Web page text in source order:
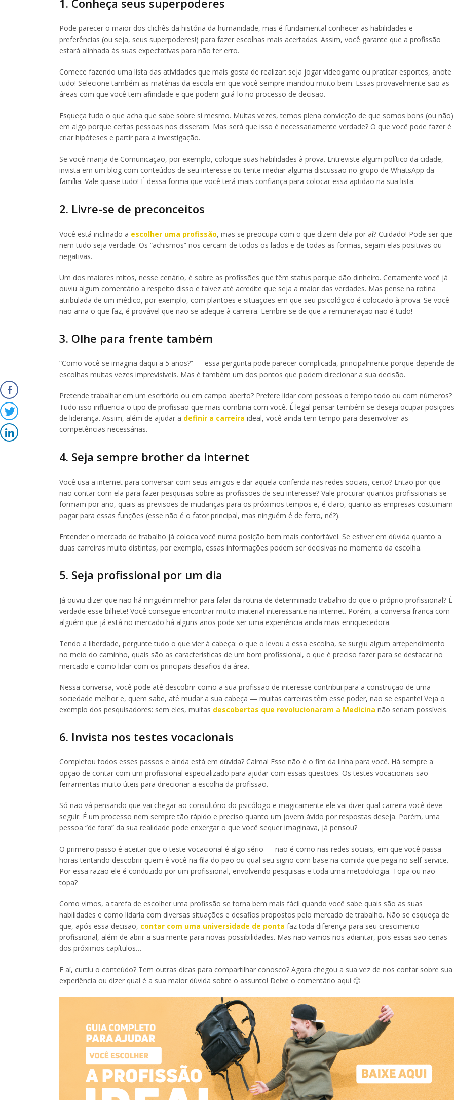
1. Conheça seus superpoderes
Pode parecer o maior dos clichês da história da humanidade, mas é fundamental conhecer as habilidades e
preferências (ou seja, seus superpoderes!) para fazer escolhas mais acertadas. Assim, você garante que a profissão
estará alinhada às suas expectativas para não ter erro.
Comece fazendo uma lista das atividades que mais gosta de realizar: seja jogar videogame ou praticar esportes, anote
tudo! Selecione também as matérias da escola em que você sempre mandou muito bem. Essas provavelmente são as
áreas com que você tem afinidade e que podem guiá-lo no processo de decisão.
Esqueça tudo o que acha que sabe sobre si mesmo. Muitas vezes, temos plena convicção de que somos bons (ou não)
em algo porque certas pessoas nos disseram. Mas será que isso é necessariamente verdade? O que você pode fazer é
criar hipóteses e partir para a investigação.
Se você manja de Comunicação, por exemplo, coloque suas habilidades à prova. Entreviste algum político da cidade,
invista em um blog com conteúdos de seu interesse ou tente mediar alguma discussão no grupo de WhatsApp da
família. Vale quase tudo! É dessa forma que você terá mais confiança para colocar essa aptidão na sua lista.
2. Livre-se de preconceitos
Você está inclinado a escolher uma profissão, mas se preocupa com o que dizem dela por aí? Cuidado! Pode ser que
nem tudo seja verdade. Os “achismos” nos cercam de todos os lados e de todas as formas, sejam elas positivas ou
negativas.
Um dos maiores mitos, nesse cenário, é sobre as profissões que têm status porque dão dinheiro. Certamente você já
ouviu algum comentário a respeito disso e talvez até acredite que seja a maior das verdades. Mas pense na rotina
atribulada de um médico, por exemplo, com plantões e situações em que seu psicológico é colocado à prova. Se você
não ama o que faz, é provável que não se adeque à carreira. Lembre-se de que a remuneração não é tudo!
3. Olhe para frente também
“Como você se imagina daqui a 5 anos?” — essa pergunta pode parecer complicada, principalmente porque depende de
escolhas muitas vezes imprevisíveis. Mas é também um dos pontos que podem direcionar a sua decisão.
Pretende trabalhar em um escritório ou em campo aberto? Prefere lidar com pessoas o tempo todo ou com números?
Tudo isso influencia o tipo de profissão que mais combina com você. É legal pensar também se deseja ocupar posições
de liderança. Assim, além de ajudar a definir a carreira ideal, você ainda tem tempo para desenvolver as
competências necessárias.
4. Seja sempre brother da internet
Você usa a internet para conversar com seus amigos e dar aquela conferida nas redes sociais, certo? Então por que
não contar com ela para fazer pesquisas sobre as profissões de seu interesse? Vale procurar quantos profissionais se
formam por ano, quais as previsões de mudanças para os próximos tempos e, é claro, quanto as empresas costumam
pagar para essas funções (esse não é o fator principal, mas ninguém é de ferro, né?).
Entender o mercado de trabalho já coloca você numa posição bem mais confortável. Se estiver em dúvida quanto a
duas carreiras muito distintas, por exemplo, essas informações podem ser decisivas no momento da escolha.
5. Seja profissional por um dia
Já ouviu dizer que não há ninguém melhor para falar da rotina de determinado trabalho do que o próprio profissional? É
verdade esse bilhete! Você consegue encontrar muito material interessante na internet. Porém, a conversa franca com
alguém que já está no mercado há alguns anos pode ser uma experiência ainda mais enriquecedora.
Tendo a liberdade, pergunte tudo o que vier à cabeça: o que o levou a essa escolha, se surgiu algum arrependimento
no meio do caminho, quais são as características de um bom profissional, o que é preciso fazer para se destacar no
mercado e como lidar com os principais desafios da área.
Nessa conversa, você pode até descobrir como a sua profissão de interesse contribui para a construção de uma
sociedade melhor e, quem sabe, até mudar a sua cabeça — muitas carreiras têm esse poder, não se espante! Veja o
exemplo dos pesquisadores: sem eles, muitas descobertas que revolucionaram a Medicina não seriam possíveis.
6. Invista nos testes vocacionais
Completou todos esses passos e ainda está em dúvida? Calma! Esse não é o fim da linha para você. Há sempre a
opção de contar com um profissional especializado para ajudar com essas questões. Os testes vocacionais são
ferramentas muito úteis para direcionar a escolha da profissão.
Só não vá pensando que vai chegar ao consultório do psicólogo e magicamente ele vai dizer qual carreira você deve
seguir. É um processo nem sempre tão rápido e preciso quanto um jovem ávido por respostas deseja. Porém, uma
pessoa “de fora” da sua realidade pode enxergar o que você sequer imaginava, já pensou?
O primeiro passo é aceitar que o teste vocacional é algo sério — não é como nas redes sociais, em que você passa
horas tentando descobrir quem é você na fila do pão ou qual seu signo com base na comida que pega no self-service.
Por essa razão ele é conduzido por um profissional, envolvendo pesquisas e toda uma metodologia. Topa ou não
topa?
Como vimos, a tarefa de escolher uma profissão se torna bem mais fácil quando você sabe quais são as suas
habilidades e como lidaria com diversas situações e desafios propostos pelo mercado de trabalho. Não se esqueça de
que, após essa decisão, contar com uma universidade de ponta faz toda diferença para seu crescimento
profissional, além de abrir a sua mente para novas possibilidades. Mas não vamos nos adiantar, pois essas são cenas
dos próximos capítulos…
E aí, curtiu o conteúdo? Tem outras dicas para compartilhar conosco? Agora chegou a sua vez de nos contar sobre sua
experiência ou dizer qual é a sua maior dúvida sobre o assunto! Deixe o comentário aqui 🙂